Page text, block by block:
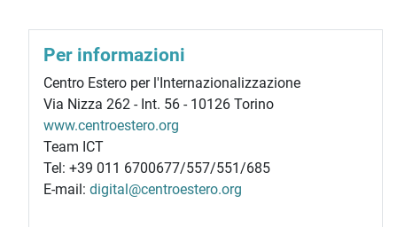
Per informazioni
Centro Estero per l'Internazionalizzazione
Via Nizza 262 - Int. 56 - 10126 Torino
www.centroestero.org
Team ICT
Tel: +39 011 6700677/557/551/685
E-mail: digital@centroestero.org